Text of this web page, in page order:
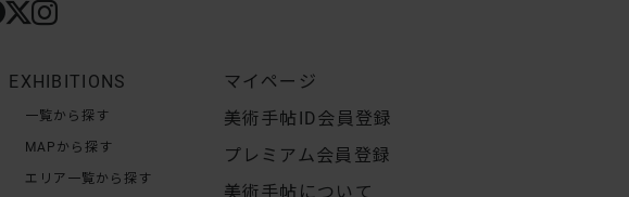
EXHIBITIONS
一覧から探す
MAPから探す
エリア一覧から探す
マイページ
美術手帖ID会員登録
プレミアム会員登録
美術手帖について